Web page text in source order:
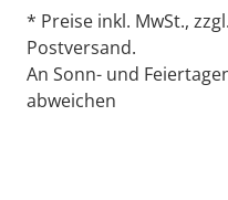
* Preise inkl. MwSt., zzgl.
Postversand.
An Sonn- und
abweichen